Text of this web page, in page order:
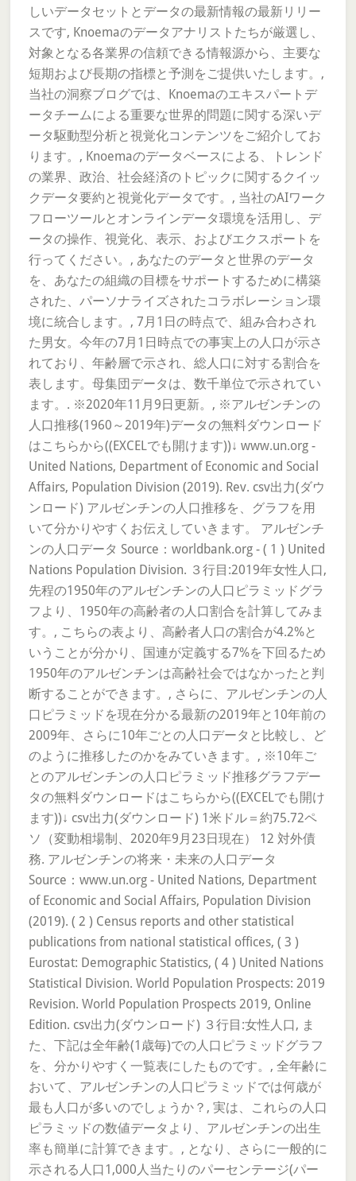
しいデータセットとデータの最新情報の最新リリー
スです, Knoemaのデータアナリストたちが厳選し、
対象となる各業界の信頼できる情報源から、主要な
短期および長期の指標と予測をご提供いたします。,
当社の洞察ブログでは、Knoemaのエキスパートデ
ータチームによる重要な世界的問題に関する深いデ
ータ駆動型分析と視覚化コンテンツをご紹介してお
ります。, Knoemaのデータベースによる、トレンド
の業界、政治、社会経済のトピックに関するクイッ
クデータ要約と視覚化データです。, 当社のAIワーク
フローツールとオンラインデータ環境を活用し、デ
ータの操作、視覚化、表示、およびエクスポートを
行ってください。, あなたのデータと世界のデータ
を、あなたの組織の目標をサポートするために構築
された、パーソナライズされたコラボレーション環
境に統合します。, 7月1日の時点で、組み合わされ
た男女。今年の7月1日時点での事実上の人口が示さ
れており、年齢層で示され、総人口に対する割合を
表します。母集団データは、数千単位で示されてい
ます。. ※2020年11月9日更新。, ※アルゼンチンの
人口推移(1960～2019年)データの無料ダウンロード
はこちらから((EXCELでも開けます))↓ www.un.org -
United Nations, Department of Economic and Social
Affairs, Population Division (2019). Rev. csv出力(ダウ
ンロード) アルゼンチンの人口推移を、グラフを用
いて分かりやすくお伝えしていきます。 アルゼンチ
ンの人口データ Source：worldbank.org - ( 1 ) United
Nations Population Division. ３行目:2019年女性人口,
先程の1950年のアルゼンチンの人口ピラミッドグラ
フより、1950年の高齢者の人口割合を計算してみま
す。, こちらの表より、高齢者人口の割合が4.2%と
いうことが分かり、国連が定義する7%を下回るため
1950年のアルゼンチンは高齢社会ではなかったと判
断することができます。, さらに、アルゼンチンの人
口ピラミッドを現在分かる最新の2019年と10年前の
2009年、さらに10年ごとの人口データと比較し、ど
のように推移したのかをみていきます。, ※10年ご
とのアルゼンチンの人口ピラミッド推移グラフデー
タの無料ダウンロードはこちらから((EXCELでも開け
ます))↓ csv出力(ダウンロード) 1米ドル＝約75.72ペ
ソ（変動相場制、2020年9月23日現在） 12 対外債
務. アルゼンチンの将来・未来の人口データ
Source：www.un.org - United Nations, Department
of Economic and Social Affairs, Population Division
(2019). ( 2 ) Census reports and other statistical
publications from national statistical offices, ( 3 )
Eurostat: Demographic Statistics, ( 4 ) United Nations
Statistical Division. World Population Prospects: 2019
Revision. World Population Prospects 2019, Online
Edition. csv出力(ダウンロード) ３行目:女性人口, ま
た、下記は全年齢(1歳毎)での人口ピラミッドグラフ
を、分かりやすく一覧表にしたものです。, 全年齢に
おいて、アルゼンチンの人口ピラミッドでは何歳が
最も人口が多いのでしょうか？, 実は、これらの人口
ピラミッドの数値データより、アルゼンチンの出生
率も簡単に計算できます。, となり、さらに一般的に
示される人口1,000人当たりのパーセンテージ(パー